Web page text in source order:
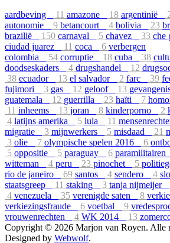
aardbeving 11 amazone 18 argentinië
autonomie
9 betancourt 4 bolivia 23
brazilië
150 carnaval 5 chavez 33 che
ciudad juarez
11 coca 6 verbergen
colombia
54 corruptie 18 cuba 38
doodseskaders
4 drugshandel 12
38 ecuador 13 el salvador 2 farc 39
fujimori
3 gas 12 geloof 13
guatemala
12 guerrilla 23 haïti 7
11 inheems 13 joran 8 kinderporno 2
4 latijns amerika 5 lula 11
migratie
3 mijnwerkers 5 misdaad 21
3 olie 7 olympische spelen 2016 6
5 oppositie 5 paraguay 6 paramilitairen
witteman
4 peru 23 pinochet 5
rio de janeiro
69 santos 4 sendero 4
staatsgreep
11 staking 3 tanja nijmeijer
4 venezuela 35 verenigde saten 8
verkiezingsfraude
6 voetbal 9
vrouwenrechten
4 WK 2014 13
Copyright © 2026 Marjon van Royen. Alle
Designed by Webwolf.